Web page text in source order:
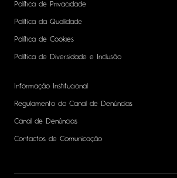
Política de Privacidade
Política da Qualidade
Política de Cookies
Política de Diversidade e Inclusão
Informação Institucional
Regulamento do Canal de Denúncias
Canal de Denúncias
Contactos de Comunicação